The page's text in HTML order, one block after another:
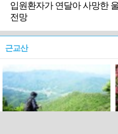
입원환자가 연달아 사망한
전망
근교산